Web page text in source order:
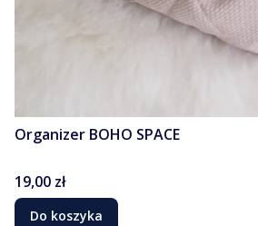
Organizer BOHO SPACE
Cena
19,00 zł
Do koszyka